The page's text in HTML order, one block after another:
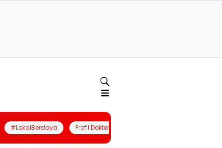
#LokalBerdaya Profil Dokter